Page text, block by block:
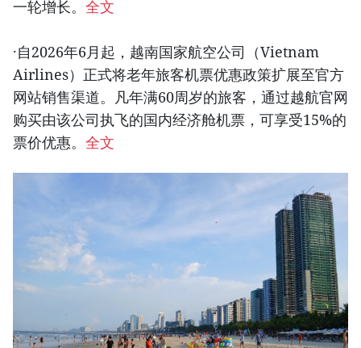
一轮增长。 全文
·自2026年6月起，越南国家航空公司（Vietnam
Airlines）正式将老年旅客机票优惠政策扩展至官方
网站销售渠道。凡年满60周岁的旅客，通过越航官网
购买由该公司执飞的国内经济舱机票，可享受15%的
票价优惠。 全文